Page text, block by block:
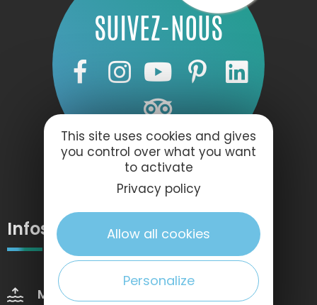
SUIVEZ-NOUS
Infos pratiques
Marées
This site uses cookies and gives
you control over what you want
to activate
Privacy policy
Allow all cookies
Personalize